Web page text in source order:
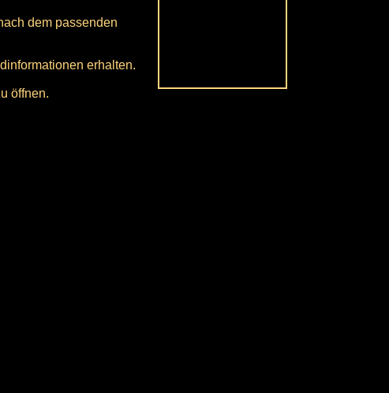
dem passenden
erhalten.
öffnen.